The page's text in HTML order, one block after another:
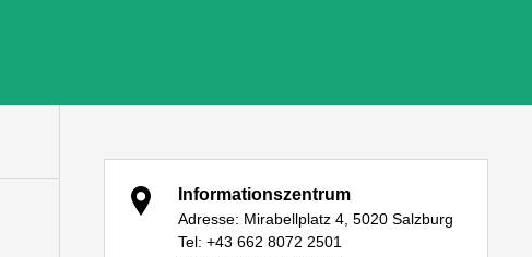
Informationszentrum
Adresse: Mirabellplatz 4, 5020 Salzburg
Tel: +43 662 8072 2501